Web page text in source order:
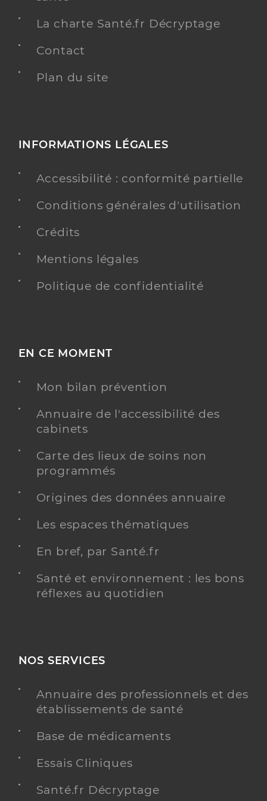
La charte Santé.fr Décryptage
Contact
Plan du site
INFORMATIONS LÉGALES
Accessibilité : conformité partielle
Conditions générales d'utilisation
Crédits
Mentions légales
Politique de confidentialité
EN CE MOMENT
Mon bilan prévention
Annuaire de l'accessibilité des
cabinets
Carte des lieux de soins non
programmés
Origines des données annuaire
Les espaces thématiques
En bref, par Santé.fr
Santé et environnement : les bons
réflexes au quotidien
NOS SERVICES
Annuaire des professionnels et des
établissements de santé
Base de médicaments
Essais Cliniques
Santé.fr Décryptage